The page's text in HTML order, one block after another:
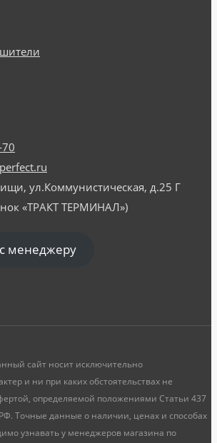
ул.Коммунистическая, д.25 Г
«ТРАКТ ТЕРМИНАЛ»)
менеджеру
сайт носит исключительно
и ни при каких обстоятельствах не
определяемой положениями Статьи 437
Точные данные о наличии, ценах и способах
узнавать у менеджеров магазина по